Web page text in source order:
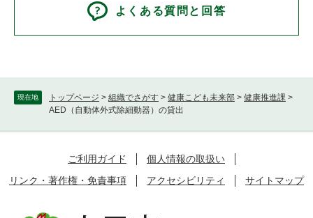
現在地 トップページ > 組織でさがす > 健康こども未来部 > 健康推進課 >
AED（自動体外式除細動器）の貸出
よくある質問と回答
ご利用ガイド
個人情報の取扱い
リンク・著作権・免責事項
アクセシビリティ サイトマップ